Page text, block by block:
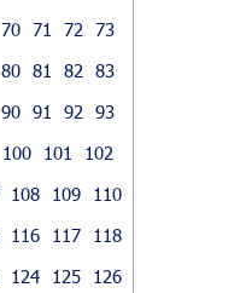
70 71 72
73
80 81 82
83
90 91 92
93
100 101
102
108 109
110
116 117
118
124 125
126